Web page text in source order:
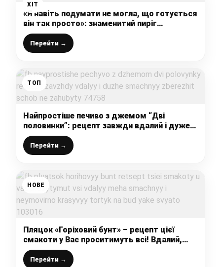
ХІТ
«Я навіть подумати не могла, що готується
він так просто»: знаменитий пиріг
«Королівський» (смачніше будь-якого
торта)
Перейти →
ТОП
Найпростіше печиво з джемом “Дві
половинки”: рецепт завжди вдалий і дуже
смачний – збережіть, щоб не загубити
Перейти →
НОВЕ
Пляцок «Горіховий бунт» – рецепт цієї
смакоти у Вас проситимуть всі! Вдалий,
мега смачний і неймовірно красивий тортик
на будь-яке свято
Перейти →